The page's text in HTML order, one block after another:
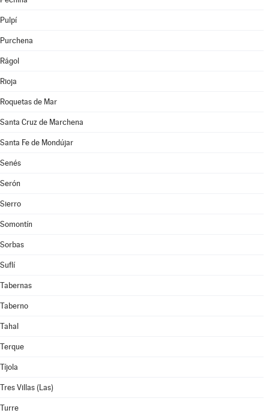
Pulpí
Purchena
Rágol
Rioja
Roquetas de Mar
Santa Cruz de Marchena
Santa Fe de Mondújar
Senés
Serón
Sierro
Somontín
Sorbas
Suflí
Tabernas
Taberno
Tahal
Terque
Tíjola
Tres Villas (Las)
Turre